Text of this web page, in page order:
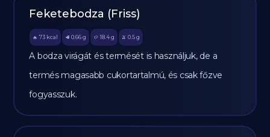
Feketebodza (Friss)
🔥 73 kcal 🥩 0.66 g 🥔 18.4g 🫒 0.5 g
A bodza virágát és termését is használjuk, de a
termés magasabb cukortartalmú, és csak főzve
fogyasszuk.